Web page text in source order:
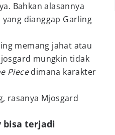
Bahkan alasannya
dianggap Garling
memang jahat atau
mungkin tidak
Piecedimana karakter
rasanya Mjosgard
bisa terjadi